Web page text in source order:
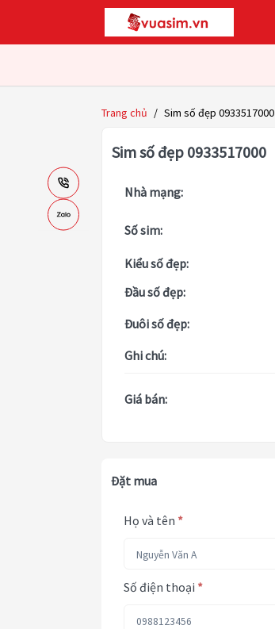
Trang chủ / Sim số đẹp 0933517000
Sim số đẹp 0933517000
Nhà mạng:
Số sim:
Kiểu số đẹp:
Đầu số đẹp:
Đuôi số đẹp:
Ghi chú:
Giá bán:
Đặt mua
Họ và tên *
Số điện thoại *